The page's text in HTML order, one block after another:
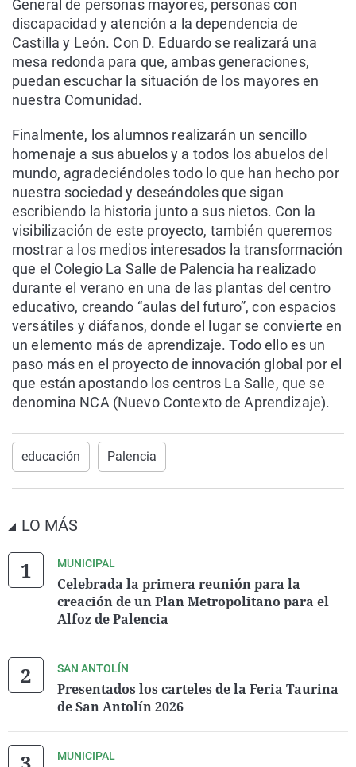
General de personas mayores, personas con
discapacidad y atención a la dependencia de
Castilla y León. Con D. Eduardo se realizará una
mesa redonda para que, ambas generaciones,
puedan escuchar la situación de los mayores en
nuestra Comunidad.
Finalmente, los alumnos realizarán un sencillo
homenaje a sus abuelos y a todos los abuelos del
mundo, agradeciéndoles todo lo que han hecho por
nuestra sociedad y deseándoles que sigan
escribiendo la historia junto a sus nietos. Con la
visibilización de este proyecto, también queremos
mostrar a los medios interesados la transformación
que el Colegio La Salle de Palencia ha realizado
durante el verano en una de las plantas del centro
educativo, creando “aulas del futuro”, con espacios
versátiles y diáfanos, donde el lugar se convierte en
un elemento más de aprendizaje. Todo ello es un
paso más en el proyecto de innovación global por el
que están apostando los centros La Salle, que se
denomina NCA (Nuevo Contexto de Aprendizaje).
educación Palencia
LO MÁS
MUNICIPAL
Celebrada la primera reunión para la
creación de un Plan Metropolitano para el
Alfoz de Palencia
SAN ANTOLÍN
Presentados los carteles de la Feria Taurina
de San Antolín 2026
MUNICIPAL